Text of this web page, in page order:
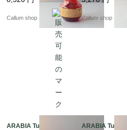
he 花器 グラス フラワ
ーベース ヴィンテージ
Callum shop
ラス フラワーベ
ィンテージ
Callum shop
ARABIA Tupa カップ&
ARABIA Tupa